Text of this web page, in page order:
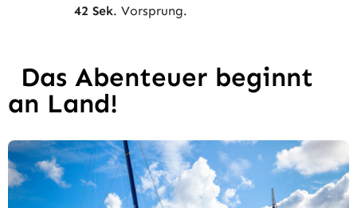
42 Sek. Vorsprung.
Das Abenteuer beginnt
an Land!